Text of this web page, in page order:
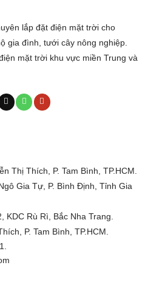
lắp đặt điện mặt trời cho
gia đình, tưới cây nông nghiệp.
mặt trời khu vực miền Trung và
Thị Thích, P. Tam Bình, TP.HCM.
Gia Tự, P. Bình Định, Tỉnh Gia
KDC Rù Rì, Bắc Nha Trang.
P. Tam Bình, TP.HCM.